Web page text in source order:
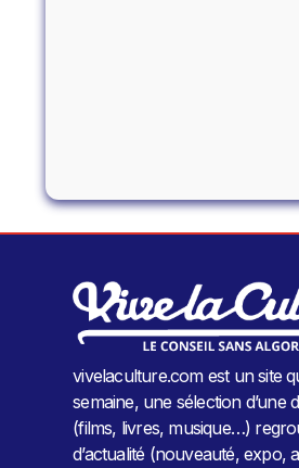
vivelaculture.com est un site
semaine, une sélection
(films, livres, musique…)
d’actualité (nouveauté, expo,